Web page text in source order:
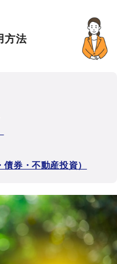
方法
券・不動産投資）